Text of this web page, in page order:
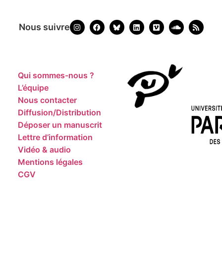
Nous suivre
Qui sommes-nous ?
L’équipe
Nous contacter
Diffusion/Distribution
Déposer un manuscrit
Lettre d’information
Vidéo & audio
Mentions légales
CGV